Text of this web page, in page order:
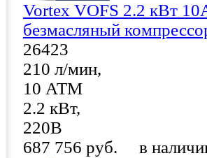
Vortex VOFS 2.2 кВт
безмасляный
26423
210 л/мин,
10 АТМ
2.2 кВт,
220В
687 756 руб.
в